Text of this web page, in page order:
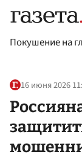
Покушение на
16 июня 2026